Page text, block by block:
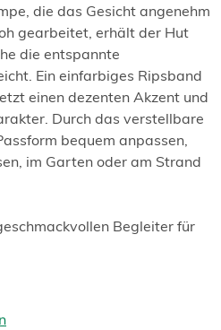
die das Gesicht angenehm
gearbeitet, erhält der Hut
die entspannte
Ein einfarbiges Ripsband
einen dezenten Akzent und
Durch das verstellbare
bequem anpassen,
im Garten oder am Strand
Begleiter für